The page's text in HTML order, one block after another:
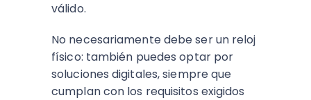
válido.
No necesariamente debe ser un reloj
físico: también puedes optar por
soluciones digitales, siempre que
cumplan con los requisitos exigidos